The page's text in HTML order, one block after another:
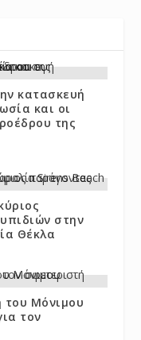
κατασκευή
και οι
της
στην
Θέκλα
του Μόνιμου
τον